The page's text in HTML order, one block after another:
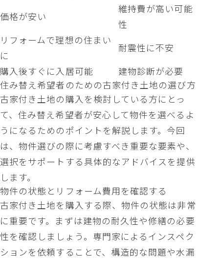
価格が安い
維持費が高い可能
性
リフォームで理想の住まい
に
耐震性に不安
購入後すぐに入居可能
建物診断が必要
住み替え希望者のための古家付き土地の選び方
古家付き土地の購入を検討している方にとっ
て、住み替え希望者が安心して物件を選べるよ
うになるためのポイントを解説します。今回
は、物件選びの際に考慮すべき重要な要素や、
選択をサポートする具体的なアドバイスを提供
します。
物件の状態とリフォーム費用を確認する
古家付き土地を購入する際、物件の状態は非常
に重要です。まずは建物の耐久性や修繕の必要
性を確認しましょう。専門家によるインスペク
ションを依頼することで、構造的な問題や水漏